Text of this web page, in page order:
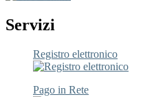
Servizi
Registro elettronico
Pago in Rete